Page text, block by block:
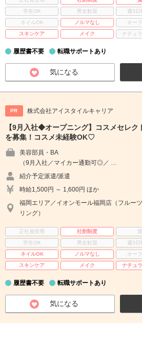
学生OK
男女歓迎 週3日
ネイルOK
ノルマなし オー
スキンケア
メイク ナチュ
履歴書不要 転職サポートあり
気になる
PR 株式会社アイスタイルキャリア
【9月入社◆オープニング】コスメセレク
を募集！コスメ未経験OK♡
美容部員・BA
（9月入社／マイカー通勤可◎／ …
紹介予定派遣/派遣
時給1,500円 ～ 1,600円 ほか
福岡エリア／イオンモール福岡店（フルー
リング）
正社員登用 社割制度
学生OK
男女歓迎 週3日
ネイルOK
ノルマなし オー
スキンケア
メイク ナチュ
履歴書不要 転職サポートあり
気になる